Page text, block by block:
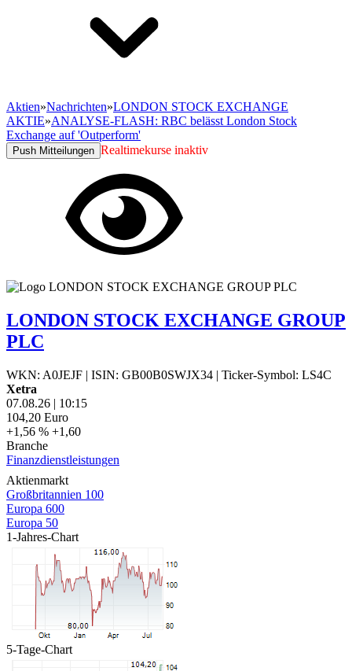
Aktien»Nachrichten»LONDON STOCK EXCHANGE
AKTIE»ANALYSE-FLASH: RBC belässt London Stock
Exchange auf 'Outperform'
Push Mitteilungen Realtimekurse inaktiv
LONDON STOCK EXCHANGE GROUP
PLC
WKN: A0JEJF | ISIN: GB00B0SWJX34 | Ticker-Symbol: LS4C
Xetra
07.08.26 | 10:15
104,20 Euro
+1,56 % +1,60
Branche
Finanzdienstleistungen
Aktienmarkt
Großbritannien 100
Europa 600
Europa 50
1-Jahres-Chart
5-Tage-Chart